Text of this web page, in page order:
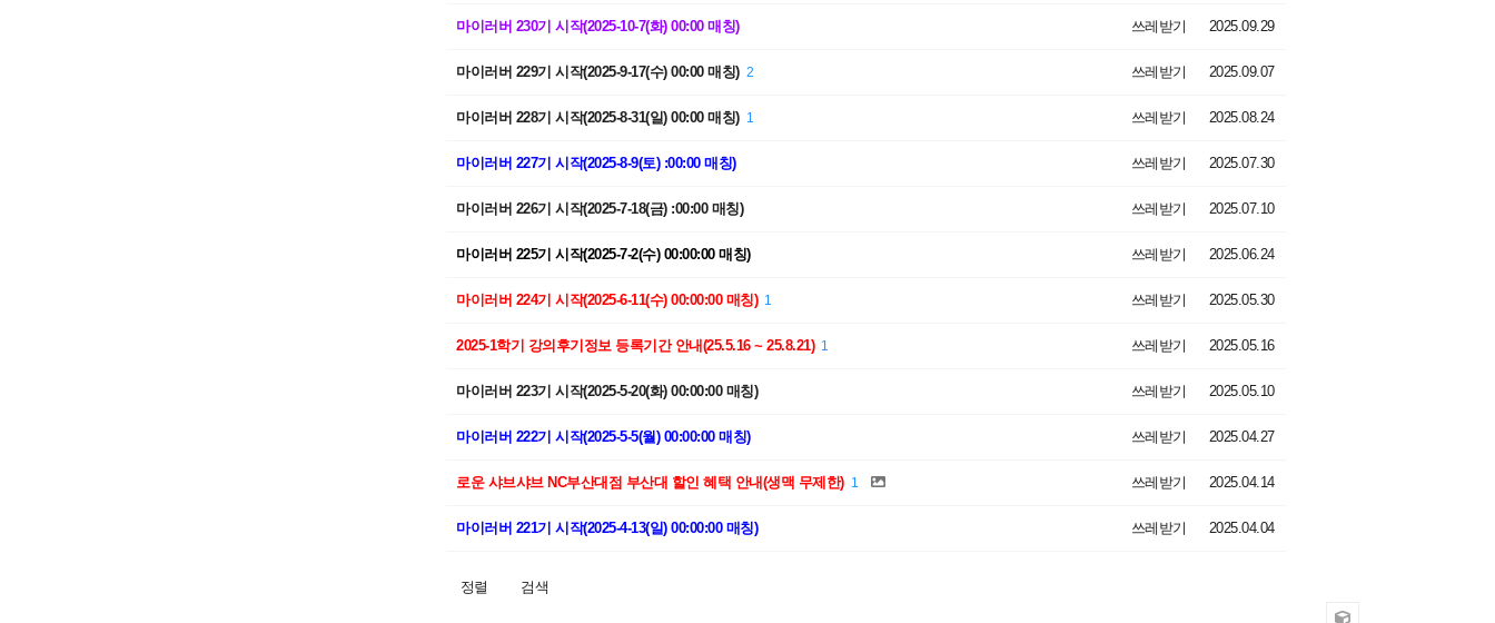
마이러버 230기 시작(2025-10-7(화) 00:00 매칭) 쓰레받기 2025.09.29
마이러버 229기 시작(2025-9-17(수) 00:00 매칭) 2 쓰레받기 2025.09.07
마이러버 228기 시작(2025-8-31(일) 00:00 매칭) 1 쓰레받기 2025.08.24
마이러버 227기 시작(2025-8-9(토) :00:00 매칭) 쓰레받기 2025.07.30
마이러버 226기 시작(2025-7-18(금) :00:00 매칭) 쓰레받기 2025.07.10
마이러버 225기 시작(2025-7-2(수) 00:00:00 매칭) 쓰레받기 2025.06.24
마이러버 224기 시작(2025-6-11(수) 00:00:00 매칭) 1 쓰레받기 2025.05.30
2025-1학기 강의후기정보 등록기간 안내(25.5.16 ~ 25.8.21) 1 쓰레받기 2025.05.16
마이러버 223기 시작(2025-5-20(화) 00:00:00 매칭) 쓰레받기 2025.05.10
마이러버 222기 시작(2025-5-5(월) 00:00:00 매칭) 쓰레받기 2025.04.27
로운 샤브샤브 NC부산대점 부산대 할인 혜택 안내(생맥 무제한) 1 쓰레받기 2025.04.14
마이러버 221기 시작(2025-4-13(일) 00:00:00 매칭) 쓰레받기 2025.04.04
정렬 검색